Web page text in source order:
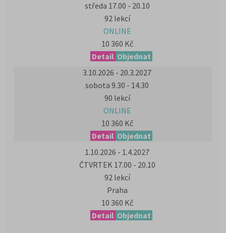
středa 17.00 - 20.10
92 lekcí
ONLINE
10 360 Kč
Detail Objednat
3.10.2026 - 20.3.2027
sobota 9.30 - 14.30
90 lekcí
ONLINE
10 360 Kč
Detail Objednat
1.10.2026 - 1.4.2027
ČTVRTEK 17.00 - 20.10
92 lekcí
Praha
10 360 Kč
Detail Objednat